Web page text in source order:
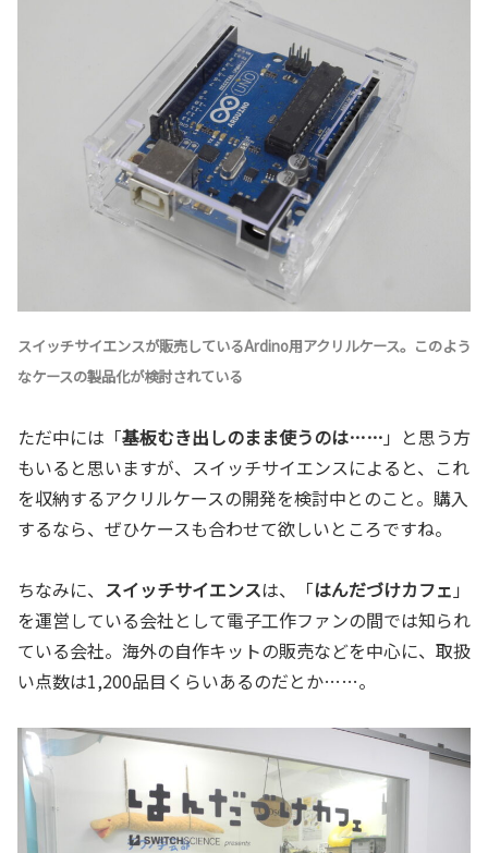
スイッチサイエンスが販売しているArdino用アクリルケース。このよう
なケースの製品化が検討されている
ただ中には「基板むき出しのまま使うのは…… 」と思う方
もいると思いますが、スイッチサイエンスによると、これ
を収納するアクリルケースの開発を検討中とのこと。購入
するなら、ぜひケースも合わせて欲しいところですね。
ちなみに、 スイッチサイエンスは、「はんだづけカフェ 」
を運営している会社として電子工作ファンの間では知られ
ている会社。海外の自作キットの販売などを中心に、取扱
い点数は1,200品目くらいあるのだとか……。